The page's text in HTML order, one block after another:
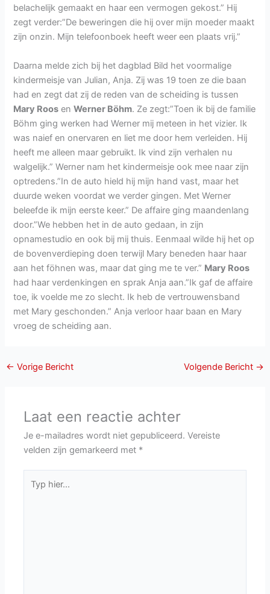
belachelijk gemaakt en haar een vermogen gekost.” Hij
zegt verder:”De beweringen die hij over mijn moeder maakt
zijn onzin. Mijn telefoonboek heeft weer een plaats vrij.”
Daarna melde zich bij het dagblad Bild het voormalige
kindermeisje van Julian, Anja. Zij was 19 toen ze die baan
had en zegt dat zij de reden van de scheiding is tussen
Mary Roos enWerner Böhm. Ze zegt:”Toen ik bij de familie
Böhm ging werken had Werner mij meteen in het vizier. Ik
was naief en onervaren en liet me door hem verleiden. Hij
heeft me alleen maar gebruikt. Ik vind zijn verhalen nu
walgelijk.” Werner nam het kindermeisje ook mee naar zijn
optredens.”In de auto hield hij mijn hand vast, maar het
duurde weken voordat we verder gingen. Met Werner
beleefde ik mijn eerste keer.” De affaire ging maandenlang
door.”We hebben het in de auto gedaan, in zijn
opnamestudio en ook bij mij thuis. Eenmaal wilde hij het op
de bovenverdieping doen terwijl Mary beneden haar haar
aan het föhnen was, maar dat ging me te ver.” Mary Roos
had haar verdenkingen en sprak Anja aan.”Ik gaf de affaire
toe, ik voelde me zo slecht. Ik heb de vertrouwensband
met Mary geschonden.” Anja verloor haar baan en Mary
vroeg de scheiding aan.
← Vorige Bericht Volgende Bericht →
Laat een reactie achter
Je e-mailadres wordt niet gepubliceerd. Vereiste
velden zijn gemarkeerd met *
hier...